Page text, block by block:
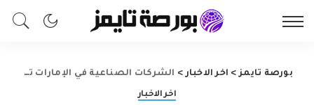
بورصة تايمز> اخر الاخبار> الشركات الصناعية في الإمارات تتحول إلى العالمية
اخر الاخبار